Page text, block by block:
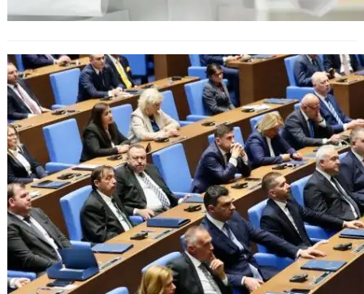
Съдебната реформа мина първо
четене с пълно мнозинство